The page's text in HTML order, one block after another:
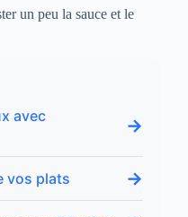
un peu la sauce et le
avec
→
vos plats →